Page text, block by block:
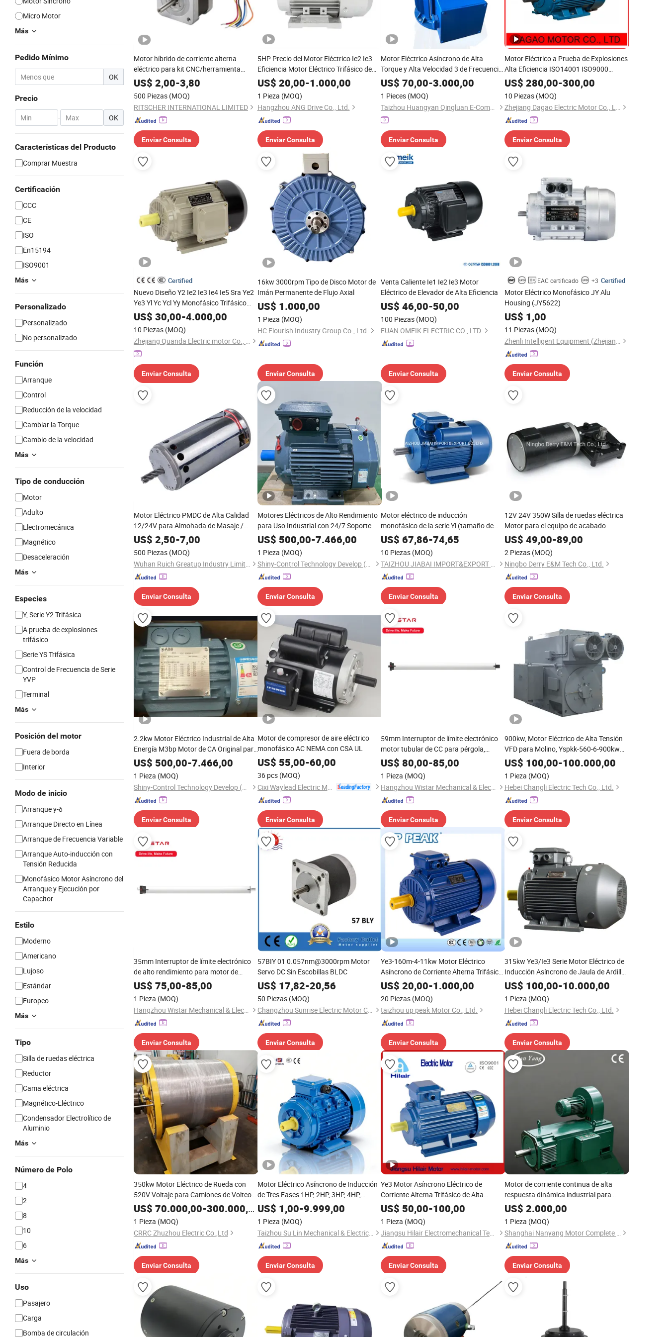
Micro Motor
Más
Pedido Mínimo
OK
Precio
- OK
Características del Producto
Comprar Muestra
Certificación
CCC
CE
ISO
En15194
ISO9001
Más
Personalizado
Personalizado
No personalizado
Función
Arranque
Control
Reducción de la velocidad
Cambiar la Torque
Cambio de la velocidad
Más
Tipo de conducción
Motor
Adulto
Electromecánica
Magnético
Desaceleración
Más
Especies
Y, Serie Y2 Trifásica
A prueba de explosiones
trifásico
Serie YS Trifásica
Control de Frecuencia de Serie
YVP
Terminal
Más
Posición del motor
Fuera de borda
Interior
Modo de inicio
Arranque y-δ
Arranque Directo en Línea
Arranque de Frecuencia Variable
Arranque Auto-inducción con
Tensión Reducida
Monofásico Motor Asíncrono del
Arranque y Ejecución por
Capacitor
Estilo
Moderno
Americano
Lujoso
Estándar
Europeo
Más
Tipo
Silla de ruedas eléctrica
Reductor
Cama eléctrica
Magnético-Eléctrico
Condensador Electrolítico de
Aluminio
Más
Número de Polo
4
2
8
10
6
Más
Uso
Pasajero
Carga
Bomba de circulación
Motor híbrido de corriente alterna
eléctrico para kit CNC/herramienta
eléctrica
US$ 2,00-3,80
500 Piezas (MOQ)
RITSCHER INTERNATIONAL LIMITED
Enviar Consulta
5HP Precio del Motor Eléctrico Ie2 Ie3
Eficiencia Motor Eléctrico Trifásico de
Corriente Alterna
US$ 20,00-1.000,00
1 Pieza (MOQ)
Hangzhou ANG Drive Co., Ltd.
Enviar Consulta
Motor Eléctrico Asíncrono de Alta
Torque y Alta Velocidad 3 de Frecuencia
Variable de Fase para Herramientas de
Máquina
US$ 70,00-3.000,00
1 Pieces (MOQ)
Taizhou Huangyan Qingluan E-Commerce Firm
Enviar Consulta
Motor Eléctrico a Prueba de Explosiones
Alta Eficiencia ISO14001 ISO9000
certificado de seguridad
US$ 280,00-300,00
10 Piezas (MOQ)
Zhejiang Dagao Electric Motor Co., Ltd.
Enviar Consulta
Certified
Nuevo Diseño Y2 Ie2 Ie3 Ie4 Ie5 Sra Ye2
Ye3 Yl Yc Ycl Yy Monofásico Trifásico
Asincrónico Inducción Eléctrico Motor
para Bomba Compresor Reductor
Ventilador Soplador
US$ 30,00-4.000,00
10 Piezas (MOQ)
Zhejiang Quanda Electric motor Co., Ltd.
Enviar Consulta
16kw 3000rpm Tipo de Disco Motor de
Imán Permanente de Flujo Axial
US$ 1.000,00
1 Pieza (MOQ)
HC Flourish Industry Group Co., Ltd.
Enviar Consulta
Venta Caliente Ie1 Ie2 Ie3 Motor
Eléctrico de Elevador de Alta Eficiencia
US$ 46,00-50,00
100 Piezas (MOQ)
FUAN OMEIK ELECTRIC CO., LTD.
Enviar Consulta
EAC certificado +3 Certified
Motor Eléctrico Monofásico JY Alu
Housing (JY5622)
US$ 1,00
11 Piezas (MOQ)
Zhenli Intelligent Equipment (Zhejiang) Co., Ltd.
Enviar Consulta
Motor Eléctrico PMDC de Alta Calidad
12/24V para Almohada de Masaje /
Chaleco
US$ 2,50-7,00
500 Piezas (MOQ)
Wuhan Ruich Greatup Industry Limited
Enviar Consulta
Motores Eléctricos de Alto Rendimiento
para Uso Industrial con 24/7 Soporte
US$ 500,00-7.466,00
1 Pieza (MOQ)
Shiny-Control Technology Develop (Beijing) Co., Ltd.
Enviar Consulta
Motor eléctrico de inducción
monofásico de la serie Yl (tamaño de
marco de 71 a 132)
US$ 67,86-74,65
10 Piezas (MOQ)
TAIZHOU JIABAI IMPORT&EXPORT CO., LTD.
Enviar Consulta
12V 24V 350W Silla de ruedas eléctrica
Motor para el equipo de acabado
US$ 49,00-89,00
2 Piezas (MOQ)
Ningbo Derry E&M Tech Co., Ltd.
Enviar Consulta
2.2kw Motor Eléctrico Industrial de Alta
Energía M3bp Motor de CA Original para
Uso Pesado
US$ 500,00-7.466,00
1 Pieza (MOQ)
Shiny-Control Technology Develop (Beijing) Co., Ltd.
Enviar Consulta
Motor de compresor de aire eléctrico
monofásico AC NEMA con CSA UL
US$ 55,00-60,00
36 pcs (MOQ)
Enviar Consulta
59mm Interruptor de límite electrónico
motor tubular de CC para pérgola,
persiana enrollable, puerta enrollable
US$ 80,00-85,00
1 Pieza (MOQ)
Hangzhou Wistar Mechanical & Electric Technology Co., Ltd.
Enviar Consulta
900kw, Motor Eléctrico de Alta Tensión
VFD para Molino, Yspkk-560-6-900kw
con Variador de Velocidad
US$ 100,00-100.000,00
1 Pieza (MOQ)
Hebei Changli Electric Tech Co., Ltd.
Enviar Consulta
35mm Interruptor de límite electrónico
de alto rendimiento para motor de
corriente continua para persianas /
estores / pantalla enrollable
US$ 75,00-85,00
1 Pieza (MOQ)
Hangzhou Wistar Mechanical & Electric Technology Co., Ltd.
Enviar Consulta
57BIY 01 0.057nm@3000rpm Motor
Servo DC Sin Escobillas BLDC
US$ 17,82-20,56
50 Piezas (MOQ)
Changzhou Sunrise Electric Motor Co., Ltd.
Enviar Consulta
Ye3-160m-4-11kw Motor Eléctrico
Asíncrono de Corriente Alterna Trifásico
de Alta Eficiencia Premium
US$ 20,00-1.000,00
20 Piezas (MOQ)
taizhou up peak Motor Co., Ltd.
Enviar Consulta
315kw Ye3/Ie3 Serie Motor Eléctrico de
Inducción Asíncrono de Jaula de Ardilla
(certificación CE CCC)
US$ 100,00-10.000,00
1 Pieza (MOQ)
Hebei Changli Electric Tech Co., Ltd.
Enviar Consulta
350kw Motor Eléctrico de Rueda con
520V Voltaje para Camiones de Volteo
de Minería
US$ 70.000,00-300.000,00
1 Pieza (MOQ)
CRRC Zhuzhou Electric Co.,Ltd
Enviar Consulta
Motor Eléctrico Asíncrono de Inducción
de Tres Fases 1HP, 2HP, 3HP, 4HP,
5.5HP, 7.5HP, 10HP, 15HP, 20HP, 25HP,
30HP, 40HP, 50HP, 60HP, 75HP, 100HP
Ye2 Ye3 380V
US$ 1,00-9.999,00
1 Pieza (MOQ)
Taizhou Su Lin Mechanical & Electrical Co. , Ltd.
Enviar Consulta
Ye3 Motor Asíncrono Eléctrico de
Corriente Alterna Trifásico de Alta
Eficiencia Premium
US$ 50,00-100,00
1 Pieza (MOQ)
Jiangsu Hilair Electromechanical Technology Co., Ltd.
Enviar Consulta
Motor de corriente continua de alta
respuesta dinámica industrial para
molinos de acero
US$ 2.000,00
1 Pieza (MOQ)
Shanghai Nanyang Motor Complete Equipment Co., Ltd.
Enviar Consulta